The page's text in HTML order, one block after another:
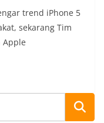
trend iPhone 5
sekarang Tim
Apple